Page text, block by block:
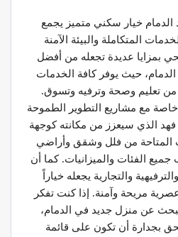
خيار سكني متميز يجمع
المتكاملة والبيئة الآمنة
بمزايا عديدة تجعله من أفضل
حيث يوفر كافة الخدمات
من تعليم وصحة وترفيه وتسوق.
مع مشاريع التطوير الطموحة
فهد الذي سيعزز من مكانته كوجهة
المتاحة من فلل وشقق وأراضي
الفئات والميزانيات. كما أن
والتجارية يجعله خياراً
مريحة وآمنة. إذا كنت تفكر
عن منزل جديد في الدمام،
بجدارة أن تكون على قائمة